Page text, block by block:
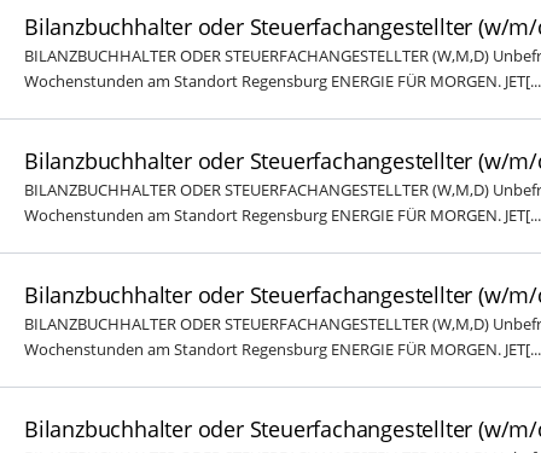
Bilanzbuchhalter oder Steuerfachangestellter (w/
BILANZBUCHHALTER ODER STEUERFACHANGESTELLTER (W,M,D)
Wochenstunden am Standort Regensburg ENERGIE FÜR MORGEN.
Bilanzbuchhalter oder Steuerfachangestellter (w/
BILANZBUCHHALTER ODER STEUERFACHANGESTELLTER (W,M,D)
Wochenstunden am Standort Regensburg ENERGIE FÜR MORGEN.
Bilanzbuchhalter oder Steuerfachangestellter (w/
BILANZBUCHHALTER ODER STEUERFACHANGESTELLTER (W,M,D)
Wochenstunden am Standort Regensburg ENERGIE FÜR MORGEN.
Bilanzbuchhalter oder Steuerfachangestellter (w/